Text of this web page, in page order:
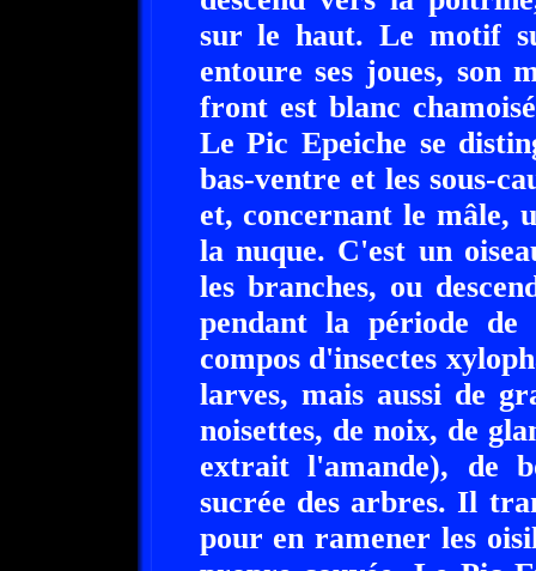
sur le haut. Le motif
entoure ses joues, son
front est blanc
Le Pic Epeiche se
bas-ventre et les sous-
et, concernant le mâle,
la nuque. C'est un
les branches, ou
pendant la période
compos d'insectes
larves, mais aussi de
noisettes, de noix, de
extrait l'amande), de
sucrée des arbres. Il
pour en ramener les